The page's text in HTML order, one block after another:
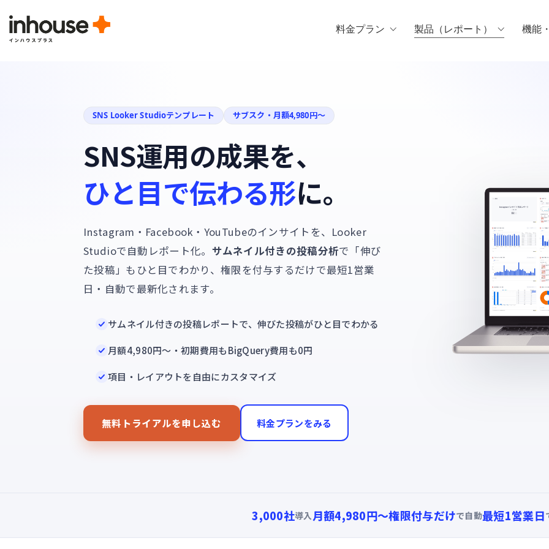
料金プラン 製品（レポート） 機能
SNS Looker Studioテンプレート サブスク・月額4,980円〜
SNS運用の成果を、
ひと目で伝わる形に。
Instagram・Facebook・YouTubeのインサイトを、Looker
Studioで自動レポート化。 サムネイル付きの投稿分析で「伸び
た投稿」もひと目でわかり、権限を付与するだけで最短1営業
日・自動で最新化されます。
サムネイル付きの投稿レポートで、伸びた投稿がひと目でわかる
月額4,980円〜・初期費用もBigQuery費用も0円
項目・レイアウトを自由にカスタマイズ
無料トライアルを申し込む 料金プランをみる
3,000社導入 月額4,980円〜権限付与だけで自動最短1営業日